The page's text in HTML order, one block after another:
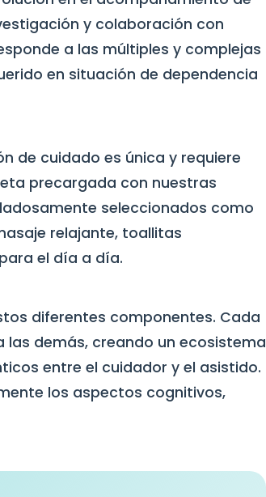
y colaboración con
a las múltiples y complejas
en situación de dependencia
de cuidado es única y requiere
precargada con nuestras
seleccionados como
relajante, toallitas
el día a día.
diferentes componentes. Cada
demás, creando un ecosistema
entre el cuidador y el asistido.
los aspectos cognitivos,